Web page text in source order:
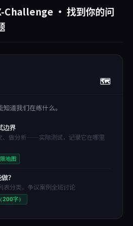
Challenge · 找到你的问
🗺️
道我们在练什么。
边界
、做分析——实际测试，记录它在哪里
地图
？
表分类，争议案例全班讨论
字）